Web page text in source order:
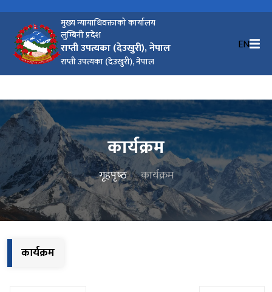
मुख्य न्यायाधिवक्ताको कार्यालय
लुम्बिनी प्रदेश
राप्ती उपत्यका (देउखुरी), नेपाल
राप्ती उपत्यका (देउखुरी), नेपाल
EN
कार्यक्रम
गृहपृष्‍ठ कार्यक्रम
कार्यक्रम